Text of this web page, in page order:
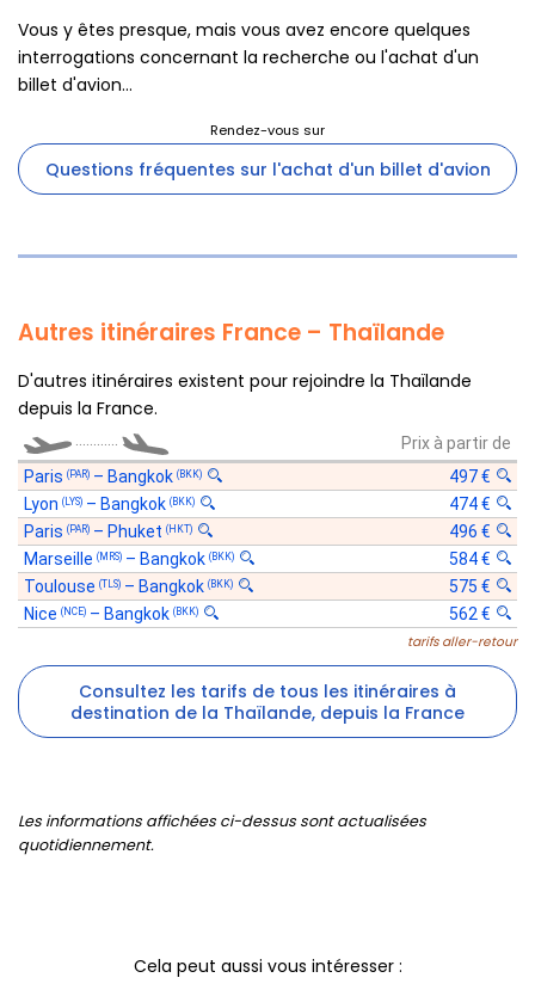
Vous y êtes presque, mais vous avez encore quelques
interrogations concernant la recherche ou l'achat d'un
billet d'avion...
Questions fréquentes sur l'achat d'un billet d'avion
Autres itinéraires France – Thaïlande
D'autres itinéraires existent pour rejoindre la Thaïlande
depuis la France.
............
Prix à partir de
Paris (PAR) – Bangkok (BKK)
497 €
Lyon (LYS) – Bangkok (BKK)
474 €
Paris (PAR) – Phuket (HKT)
496 €
Marseille (MRS) – Bangkok (BKK)
584 €
Toulouse (TLS) – Bangkok (BKK)
575 €
Nice (NCE) – Bangkok (BKK) 562 €
tarifs aller-retour
Consultez les tarifs de tous les itinéraires à
destination de la Thaïlande, depuis la France
Les informations affichées ci-dessus sont actualisées
quotidiennement.
Cela peut aussi vous intéresser :